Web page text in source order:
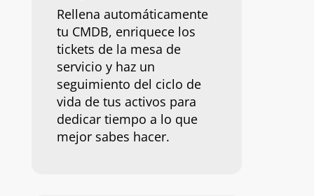
Rellena automáticamente
tu CMDB, enriquece los
tickets de la mesa de
servicio y haz un
seguimiento del ciclo de
vida de tus activos para
dedicar tiempo a lo que
mejor sabes hacer.